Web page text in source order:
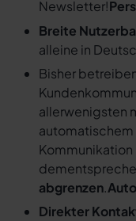
Newsletter!
Breite
alleine in
Bisher
allerwenigsten
Kommunikation
abgrenzen.
Direkter